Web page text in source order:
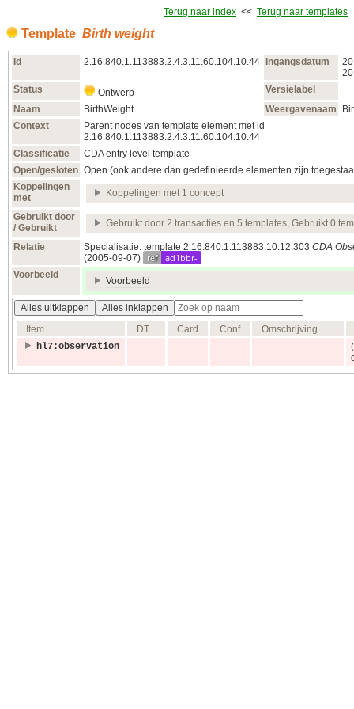
Terug naar index << Terug naar templates
Template Birth weight
Id 2.16.840.1.113883.2.4.3.11.60.104.10.44 Ingangsdatum
Status
Ontwerp
Versielabel
Naam
BirthWeight Weergavenaam
Context
Parent nodes van template element met id
2.16.840.1.113883.2.4.3.11.60.104.10.44
Classificatie
CDA entry level template
Open/gesloten Open (ook andere dan gedefinieerde elementen zijn
Koppelingen
met
Koppelingen met 1 concept
Gebruikt door
/ Gebruikt
Gebruikt door 2 transacties en 5 templates, Gebruikt 0
Relatie Specialisatie: template 2.16.840.1.113883.10.12.303 CDA
(2005‑09‑07)
ref ad1bbr-
Voorbeeld
Voorbeeld
Alles uitklappen
Alles inklappen
Item
DT Card Conf
Omschrijving
hl7:observation